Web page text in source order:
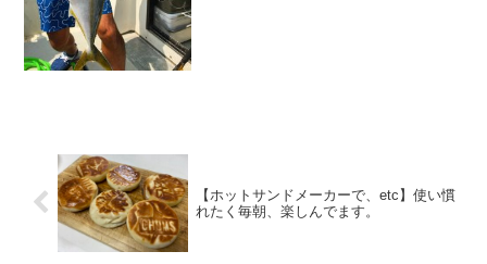
【ホットサンドメーカーで、etc】使い慣
れたく毎朝、楽しんでます。